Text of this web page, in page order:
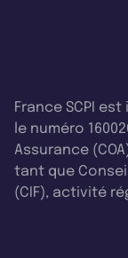
France SCPI
le numéro
Assurance
tant que
(CIF), activité